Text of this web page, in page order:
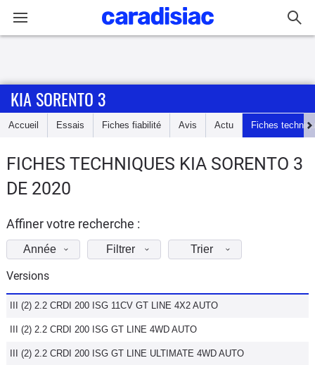
Accueil
Essais
d'achat
Electriques
Utilitaires
Flottes
Auto
KIA SORENTO 3
Accueil Essais Fiches fiabilité Avis Actu Fiches
FICHES TECHNIQUES KIA SORENTO 3
DE 2020
Affiner votre recherche :
Année Filtrer Trier
Versions
III (2) 2.2 CRDI 200 ISG 11CV GT LINE 4X2 AUTO
III (2) 2.2 CRDI 200 ISG GT LINE 4WD AUTO
III (2) 2.2 CRDI 200 ISG GT LINE ULTIMATE 4WD AUTO